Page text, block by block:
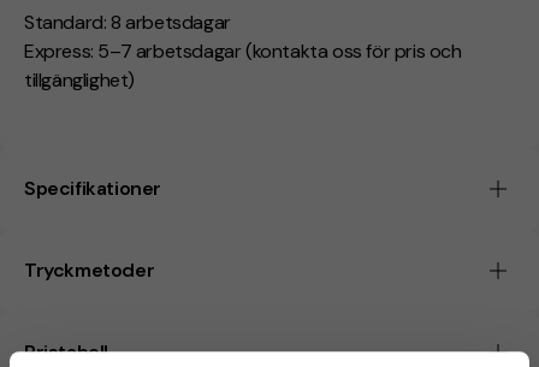
Standard: 8 arbetsdagar
Express: 5–7 arbetsdagar (kontakta oss för pris och
tillgänglighet)
Specifikationer
Tryckmetoder
Pristabell